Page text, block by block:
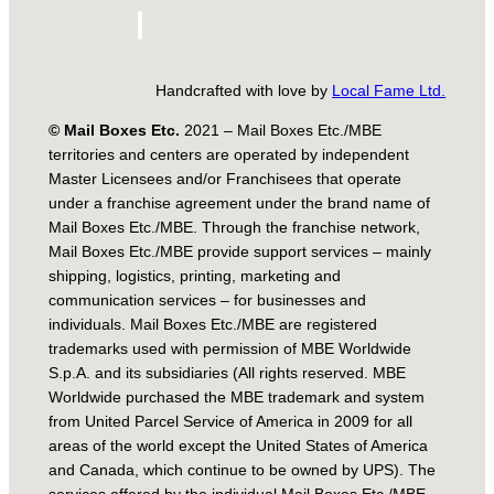
Handcrafted with love by Local Fame Ltd.
© Mail Boxes Etc. 2021 – Mail Boxes Etc./MBE
territories and centers are operated by independent
Master Licensees and/or Franchisees that operate
under a franchise agreement under the brand name of
Mail Boxes Etc./MBE. Through the franchise network,
Mail Boxes Etc./MBE provide support services – mainly
shipping, logistics, printing, marketing and
communication services – for businesses and
individuals. Mail Boxes Etc./MBE are registered
trademarks used with permission of MBE Worldwide
S.p.A. and its subsidiaries (All rights reserved. MBE
Worldwide purchased the MBE trademark and system
from United Parcel Service of America in 2009 for all
areas of the world except the United States of America
and Canada, which continue to be owned by UPS). The